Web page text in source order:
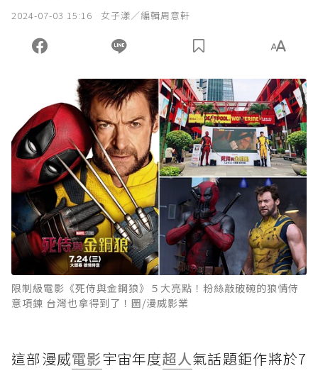
2024-07-03 15:16 女子漾／編輯周意軒
限制級電影《死侍與金鋼狼》５大亮點！粉絲敲破碗的狼情侍
意項鍊 台灣也拿得到了！圖/漫威影業
這部漫威電影宇宙年度超人氣話題鉅作將於7